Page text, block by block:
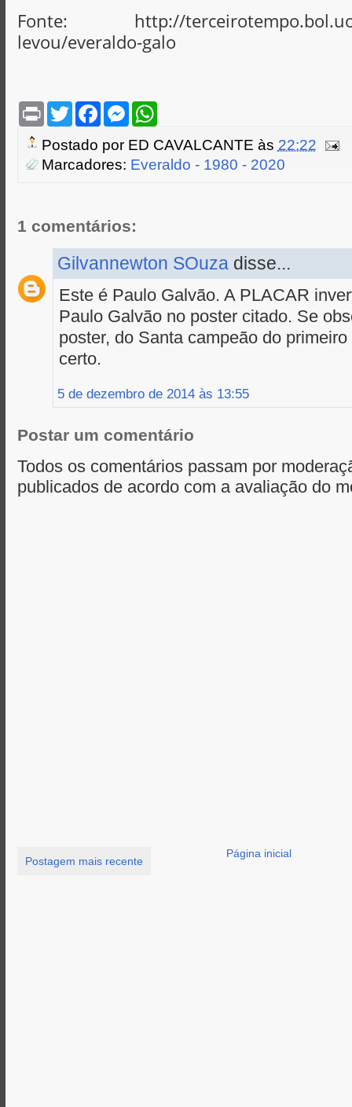
Fonte: http://
levou/everaldo-galo
P
n
t
T
w
t
e
F
e
b
o
M
s
e
n
W
t
A
Postado por ED CAVALCANTE às 22:22
Marcadores: Everaldo - 1980 - 2020
1 comentários:
Gilvannewton SOuzadisse...
Este é Paulo Galvão. A PLACAR
Paulo Galvão no poster citado. Se
poster, do Santa campeão do
certo.
5 de dezembro de 2014 às 13:55
Postar um comentário
Todos os comentários passam por
publicados de acordo com a avaliação do
Postagem mais recente
Página inicial